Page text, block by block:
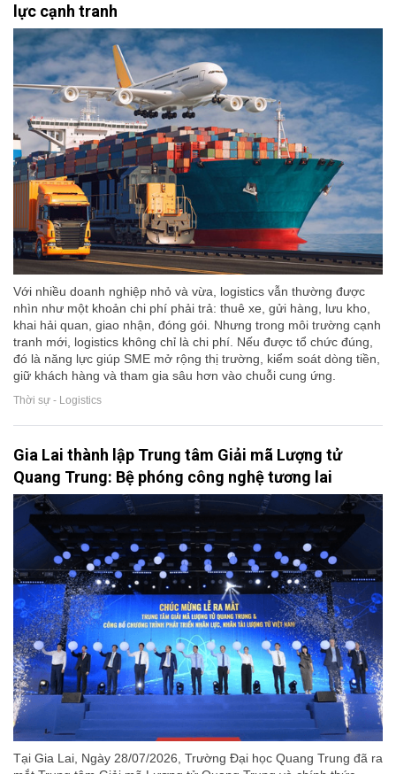
lực cạnh tranh
Với nhiều doanh nghiệp nhỏ và vừa, logistics vẫn thường được
nhìn như một khoản chi phí phải trả: thuê xe, gửi hàng, lưu kho,
khai hải quan, giao nhận, đóng gói. Nhưng trong môi trường cạnh
tranh mới, logistics không chỉ là chi phí. Nếu được tổ chức đúng,
đó là năng lực giúp SME mở rộng thị trường, kiểm soát dòng tiền,
giữ khách hàng và tham gia sâu hơn vào chuỗi cung ứng.
Thời sự - Logistics
Gia Lai thành lập Trung tâm Giải mã Lượng tử
Quang Trung: Bệ phóng công nghệ tương lai
Tại Gia Lai, Ngày 28/07/2026, Trường Đại học Quang Trung đã ra